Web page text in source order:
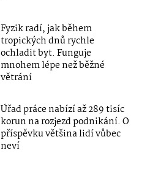
Fyzik radí, jak během
tropických dnů rychle
ochladit byt. Funguje
mnohem lépe než běžné
větrání
Úřad práce nabízí až 289 tisíc
korun na rozjezd podnikání. O
příspěvku většina lidí vůbec
neví